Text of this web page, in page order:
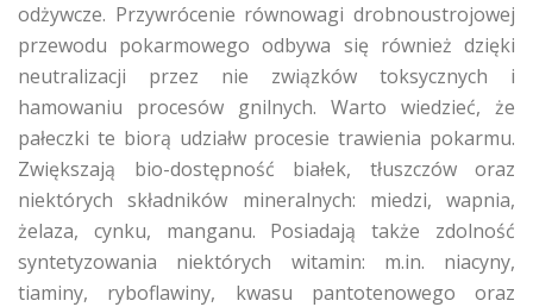
odżywcze. Przywrócenie równowagi drobnoustrojowej
przewodu pokarmowego odbywa się również dzięki
neutralizacji przez nie związków toksycznych i
hamowaniu procesów gnilnych. Warto wiedzieć, że
pałeczki te biorą udziałw procesie trawienia pokarmu.
Zwiększają bio-dostępność białek, tłuszczów oraz
niektórych składników mineralnych: miedzi, wapnia,
żelaza, cynku, manganu. Posiadają także zdolność
syntetyzowania niektórych witamin: m.in. niacyny,
tiaminy, ryboflawiny, kwasu pantotenowego oraz